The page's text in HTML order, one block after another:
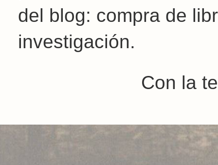
del blog: compra de
investigación.
Con la